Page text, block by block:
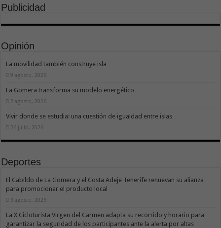
Publicidad
Opinión
La movilidad también construye isla
9 agosto, 2026
La Gomera transforma su modelo energético
2 agosto, 2026
Vivir donde se estudia: una cuestión de igualdad entre islas
26 julio, 2026
Deportes
El Cabildo de La Gomera y el Costa Adeje Tenerife renuevan su alianza
para promocionar el producto local
3 agosto, 2026
La X Cicloturista Virgen del Carmen adapta su recorrido y horario para
garantizar la seguridad de los participantes ante la alerta por altas